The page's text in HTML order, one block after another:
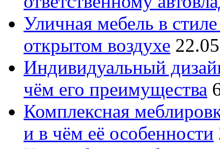
Уличная мебель в
открытом воздухе
Индивидуальный
чём его преимущества
Комплексная
и в чём её особенности